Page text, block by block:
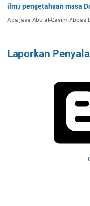
ilmu pengetahuan masa
Apa jasa Abu al-Qasim Abbas
Laporkan